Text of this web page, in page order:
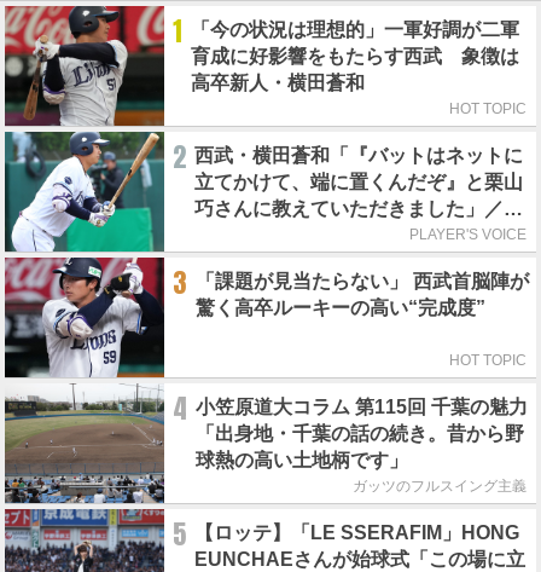
1
「今の状況は理想的」一軍好調が二軍
育成に好影響をもたらす西武 象徴は
高卒新人・横田蒼和
HOT TOPIC
2 西武・横田蒼和「『バットはネットに
立てかけて、端に置くんだぞ』と栗山
巧さんに教えていただきました」／憧
PLAYER'S VOICE
3
「課題が見当たらない」 西武首脳陣が
驚く高卒ルーキーの高い“完成度”
HOT TOPIC
4 小笠原道大コラム 第115回 千葉の魅力
「出身地・千葉の話の続き。昔から野
球熱の高い土地柄です」
ガッツのフルスイング主義
5
【ロッテ】「LE SSERAFIM」HONG
EUNCHAEさんが始球式「この場に立